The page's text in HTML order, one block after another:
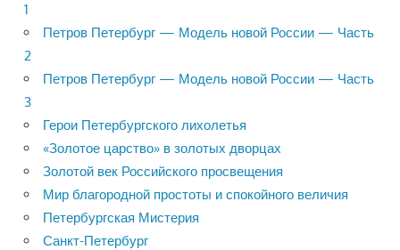
1
Петров Петербург — Модель новой России — Часть
2
Петров Петербург — Модель новой России — Часть
3
Герои Петербургского лихолетья
«Золотое царство» в золотых дворцах
Золотой век Российского просвещения
Мир благородной простоты и спокойного величия
Петербургская Мистерия
Санкт-Петербург